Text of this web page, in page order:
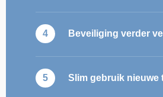
Beveiliging verder
Slim gebruik nieuwe